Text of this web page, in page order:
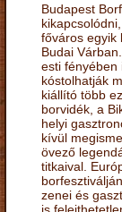
Budapest
főváros egyik
Budai
esti fényében
kóstolhatják
kiállító több
borvidék, a
helyi
kívül
övező
titkaival.
zenei és